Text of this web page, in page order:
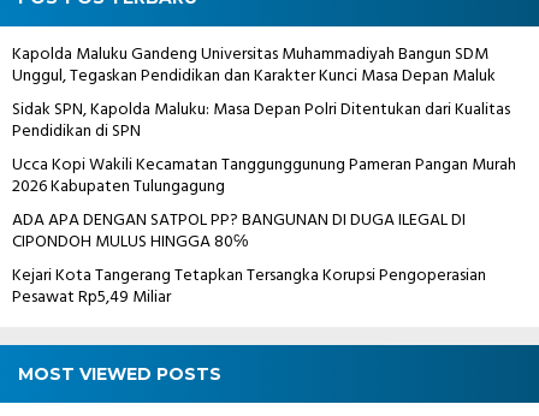
Kapolda Maluku Gandeng Universitas Muhammadiyah Bangun SDM
Unggul, Tegaskan Pendidikan dan Karakter Kunci Masa Depan Maluk
Sidak SPN, Kapolda Maluku: Masa Depan Polri Ditentukan dari Kualitas
Pendidikan di SPN
Ucca Kopi Wakili Kecamatan Tanggunggunung Pameran Pangan Murah
2026 Kabupaten Tulungagung
ADA APA DENGAN SATPOL PP? BANGUNAN DI DUGA ILEGAL DI
CIPONDOH MULUS HINGGA 80℅
Kejari Kota Tangerang Tetapkan Tersangka Korupsi Pengoperasian
Pesawat Rp5,49 Miliar
MOST VIEWED POSTS